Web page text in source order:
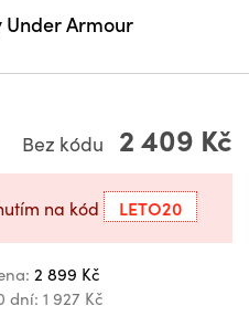
Under Armour
Bez kódu 2 409 Kč
na kód LETO20
2 899 Kč
dní: 1 927 Kč